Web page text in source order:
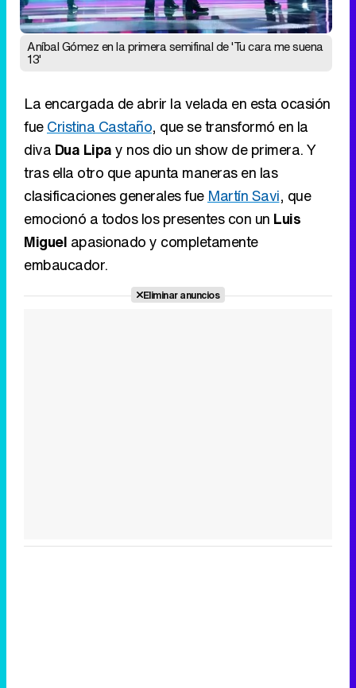
Aníbal Gómez en la primera semifinal de 'Tu cara me suena
13'
La encargada de abrir la velada en esta ocasión
fueCristina Castaño, que se transformó en la
diva Dua Lipay nos dio un show de primera. Y
tras ella otro que apunta maneras en las
clasificaciones generales fue Martín Savi, que
emocionó a todos los presentes con un Luis
Miguel apasionado y completamente
embaucador.
Eliminar anuncios